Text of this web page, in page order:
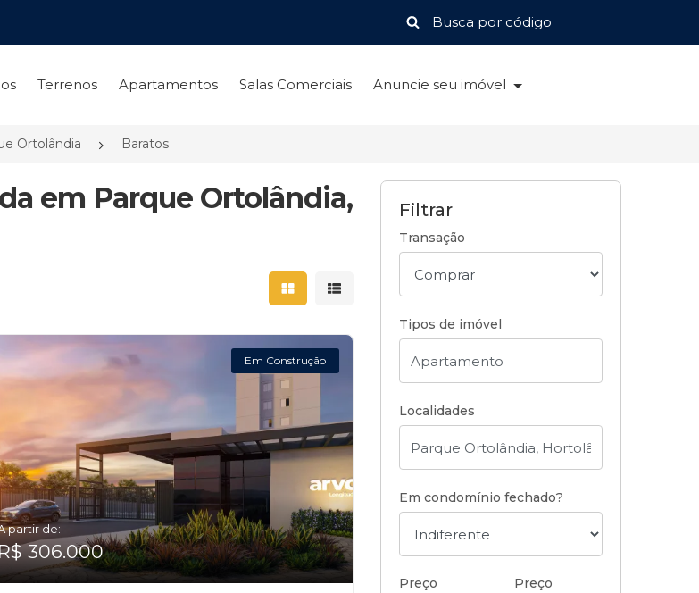
Terrenos Apartamentos Salas Comerciais Anuncie seu imóvel
Ortolândia Baratos
em Parque Ortolândia,
Mostrar resultados em grade
Mostrar resultados em lista
Em Construção
partir de:
306.000
Filtrar
Transação
Tipos de imóvel
Localidades
Em condomínio fechado?
Preço
Preço